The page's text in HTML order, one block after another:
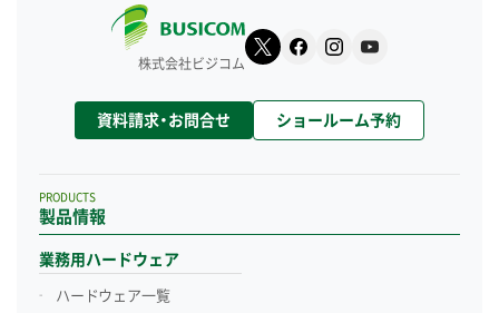
株式会社ビジコム
資料請求・お問合せ ショールーム予約
製品情報
PRODUCTS
業務用ハードウェア
ハードウェア一覧